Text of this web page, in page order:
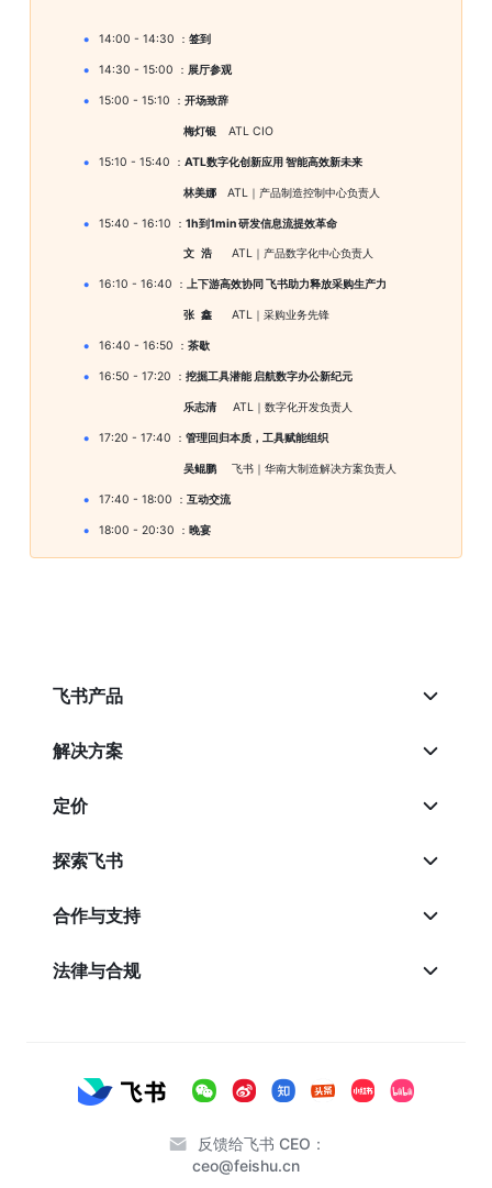
14:00 - 14:30 ：签到
14:30 - 15:00 ： 展厅参观
15:00 - 15:10 ：开场致辞
梅灯银 ATL CIO
15:10 - 15:40 ：ATL数字化创新应用 智能高效新未来
林美娜 ATL ｜ 产品制造控制中心负责人
15:40 - 16:10 ：1h到1min 研发信息流提效革命
文   浩
      ATL
｜ 产品数字化中心负责人
16:10 - 16:40 ：上下游高效协同 飞书助力释放采购生产力
张   鑫
      ATL
｜ 采购业务先锋
16:40 - 16:50 ：茶歇
16:50 - 17:20 ：挖掘工具潜能 启航数字办公新纪元
乐志清
     ATL
｜ 数字化开发负责人
17:20 - 17:40 ：管理回归本质，工具赋能组织
吴鲲鹏
    飞书
｜ 华南大制造解决方案负责人
17:40 - 18:00 ：互动交流
18:00 - 20:30 ：晚宴
飞书产品
解决方案
定价
探索飞书
合作与支持
法律与合规
反馈给飞书 CEO：
ceo@feishu.cn